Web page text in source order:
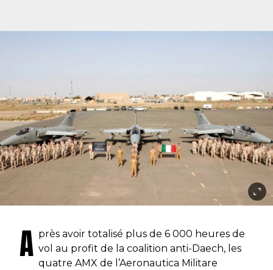
A près avoir totalisé plus de 6 000 heures de
vol au profit de la coalition anti-Daech, les
quatre AMX de l’Aeronautica Militare